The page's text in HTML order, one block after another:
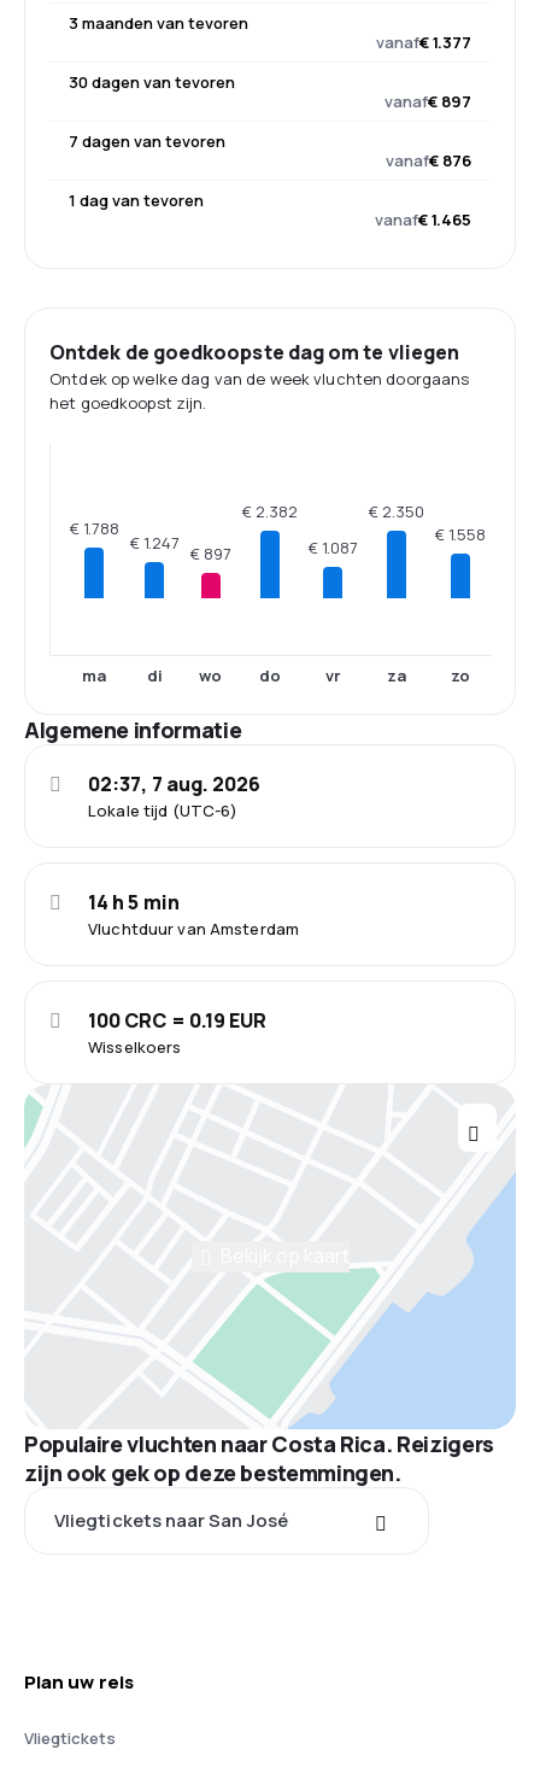
3 maanden van tevoren
vanaf€ 1.377
30 dagen van tevoren
vanaf€ 897
7 dagen van tevoren
vanaf€ 876
1 dag van tevoren
vanaf€ 1.465
Ontdek de goedkoopste dag om te vliegen
Ontdek op welke dag van de week vluchten doorgaans
het goedkoopst zijn.
€ 1.788
ma
€ 1.247
di
€ 897
wo
€ 2.382
do
€ 1.087
vr
€ 2.350
za
€ 1.558
zo
Algemene informatie
Lokale tijd (UTC-6)
02:37, 7 aug. 2026
Vluchtduur van Amsterdam
14 h 5 min
Wisselkoers
100 CRC = 0.19 EUR
Populaire vluchten naar Costa Rica. Reizigers
zijn ook gek op deze bestemmingen.
Vliegtickets naar San José
Plan uw reis
Vliegtickets